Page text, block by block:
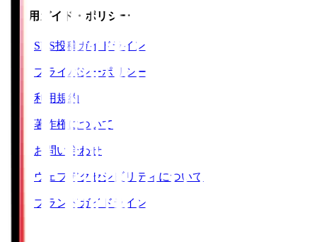
ご利用ガイド・ポリシー
SNS投稿ガイドライン
プライバシーポリシー
利用規約
著作権について
お問い合わせ
ウェブアクセシビリティについて
ブランドガイドライン